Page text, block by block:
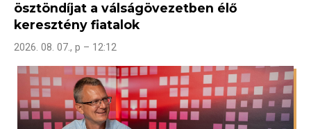
ösztöndíjat a válságövezetben élő
keresztény fiatalok
2026. 08. 07., p – 12:12